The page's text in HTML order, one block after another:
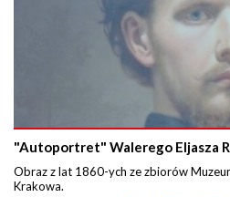
"Autoportret" Walerego Eljasza
Obraz z lat 1860-ych ze zbiorów
Krakowa.